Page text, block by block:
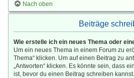
Nach oben
Beiträge
Wie erstelle ich ein neues Thema oder
Um ein neues Thema in einem Forum zu
Thema“ klicken. Um auf einen Beitrag zu
„Antworten“ klicken. Es könnte sein, dass
ist, bevor du einen Beitrag schreiben